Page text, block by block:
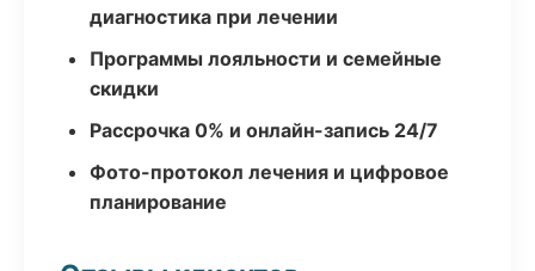
диагностика при лечении
Программы лояльности и семейные
скидки
Рассрочка 0% и онлайн-запись 24/7
Фото-протокол лечения и цифровое
планирование